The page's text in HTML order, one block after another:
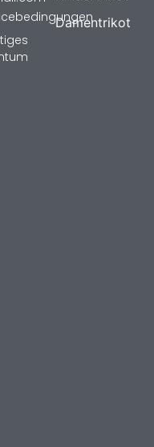
Damentrikot